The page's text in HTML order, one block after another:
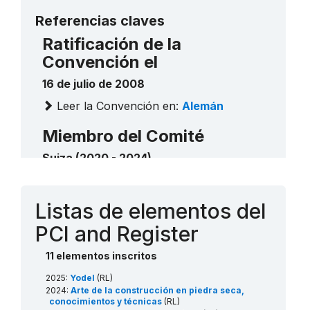
Referencias claves
Ratificación de la
Convención el
16 de julio de 2008
Leer la Convención en: Alemán
Miembro del Comité
Suiza (2020 - 2024)
Listas de elementos del
PCI and Register
11 elementos inscritos
2025: Yodel (RL)
2024: Arte de la construcción en piedra seca,
conocimientos y técnicas (RL)